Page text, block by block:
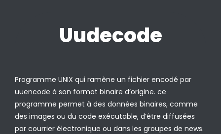
Uudecode
Programme UNIX qui ramène un fichier encodé par
uuencode à son format binaire d’origine. ce
programme permet à des données binaires, comme
des images ou du code exécutable, d’être diffusées
par courrier électronique ou dans les groupes de news.